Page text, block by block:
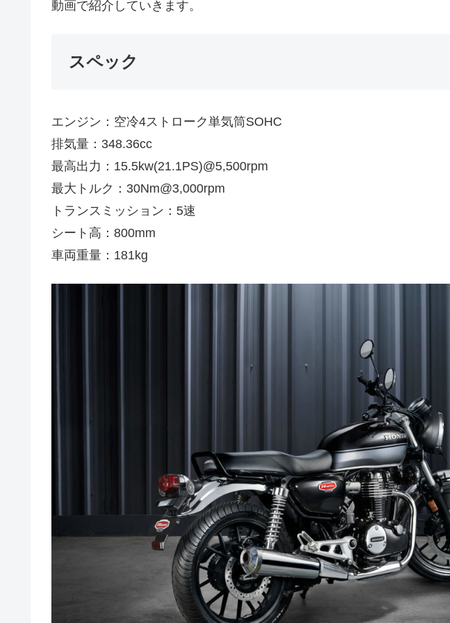
動画で紹介していきます。
スペック
エンジン：空冷4ストローク単気筒SOHC
排気量：348.36cc
最高出力：15.5kw(21.1PS)@5,500rpm
最大トルク：30Nm@3,000rpm
トランスミッション：5速
シート高：800mm
車両重量：181kg